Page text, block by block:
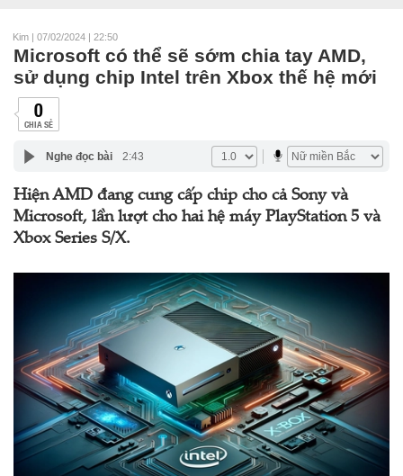
Kim | 07/02/2024 | 22:50
Microsoft có thể sẽ sớm chia tay AMD,
sử dụng chip Intel trên Xbox thế hệ mới
0
CHIA SẺ
Nghe đọc bài 2:43
Hiện AMD đang cung cấp chip cho cả Sony và
Microsoft, lần lượt cho hai hệ máy PlayStation 5 và
Xbox Series S/X.